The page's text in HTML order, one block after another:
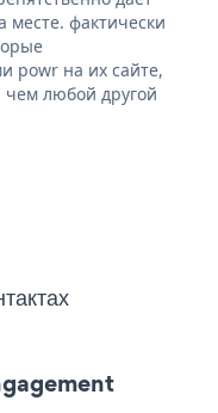
фактически
powr на их сайте,
любой другой